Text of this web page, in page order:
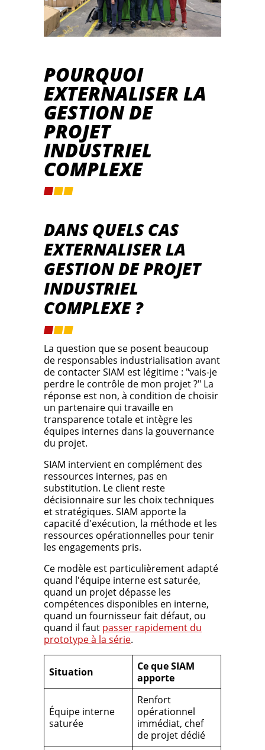
POURQUOI
EXTERNALISER LA
GESTION DE
PROJET
INDUSTRIEL
COMPLEXE
DANS QUELS CAS
EXTERNALISER LA
GESTION DE PROJET
INDUSTRIEL
COMPLEXE ?
La question que se posent beaucoup
de responsables industrialisation avant
de contacter SIAM est légitime : "vais-je
perdre le contrôle de mon projet ?" La
réponse est non, à condition de choisir
un partenaire qui travaille en
transparence totale et intègre les
équipes internes dans la gouvernance
du projet.
SIAM intervient en complément des
ressources internes, pas en
substitution. Le client reste
décisionnaire sur les choix techniques
et stratégiques. SIAM apporte la
capacité d'exécution, la méthode et les
ressources opérationnelles pour tenir
les engagements pris.
Ce modèle est particulièrement adapté
quand l'équipe interne est saturée,
quand un projet dépasse les
compétences disponibles en interne,
quand un fournisseur fait défaut, ou
quand il faut passer rapidement du
prototype à la série.
Situation
Ce que SIAM
apporte
Équipe interne
saturée
Renfort
opérationnel
immédiat, chef
de projet dédié